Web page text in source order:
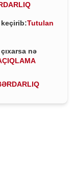
keçirib:Tutulan
nə